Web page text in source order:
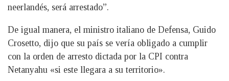
neerlandés, será arrestado”.
De igual manera, el ministro italiano de Defensa, Guido
Crosetto, dijo que su país se vería obligado a cumplir
con la orden de arresto dictada por la CPI contra
Netanyahu «si este llegara a su territorio».